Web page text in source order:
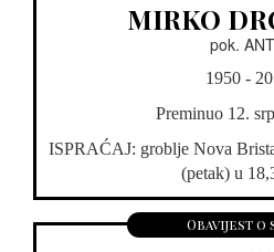
MIRKO
pok.
1950 -
Preminuo 12.
ISPRAĆAJ: groblje Nova
(petak) u
Obavijest o